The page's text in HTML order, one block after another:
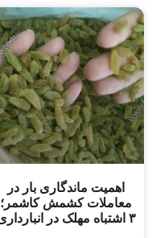
اهمیت ماندگاری بار در
معاملات کشمش کاشمر؛
۳ اشتباه مهلک در انبارداری